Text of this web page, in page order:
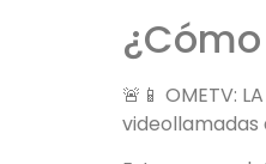
🚨📱 OMETV:
videollamadas